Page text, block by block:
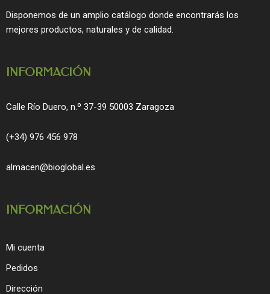
o
o
g
r
Disponemos de un amplio catálogo donde encontrarás los
mejores productos, naturales y de calidad.
INFORMACIÓN
Calle Río Duero, n.º 37-39 50003 Zaragoza
(+34) 976 456 978
almacen@bioglobal.es
INFORMACIÓN
Mi cuenta
Pedidos
Dirección